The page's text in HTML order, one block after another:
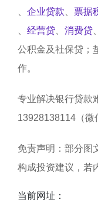
企业贷款 票据
经营贷 消费贷
公积金及社保贷；
作。
专业解决银行贷款
13928138114 （
免责声明：部分图
构成投资建议，若
当前网址：